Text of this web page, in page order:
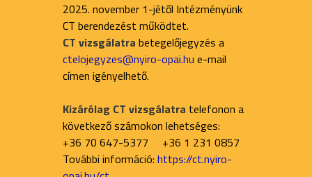
2025. november 1-jétől Intézményünk
CT berendezést működtet.
CT vizsgálatra betegelőjegyzés a
ctelojegyzes@nyiro-opai.hu e-mail
címen igényelhető.
Kizárólag CT vizsgálatra telefonon a
következő számokon lehetséges:
+36 70 647-5377 +36 1 231 0857
További információ: https://ct.nyiro-